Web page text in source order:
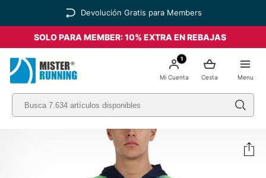
Devolución Gratis para Members
SOLO PARA MEMBER: 10% EXTRA EN REBAJAS
Menu
Cesta
1
Mi Cuenta